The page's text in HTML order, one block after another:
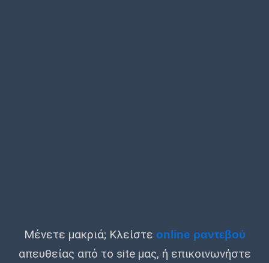
Μένετε μακριά; Κλείστε online ραντεβού
απευθείας από το site μας, ή επικοινωνήστε